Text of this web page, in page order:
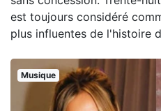
est toujours considéré
plus influentes de l'histoire
Musique